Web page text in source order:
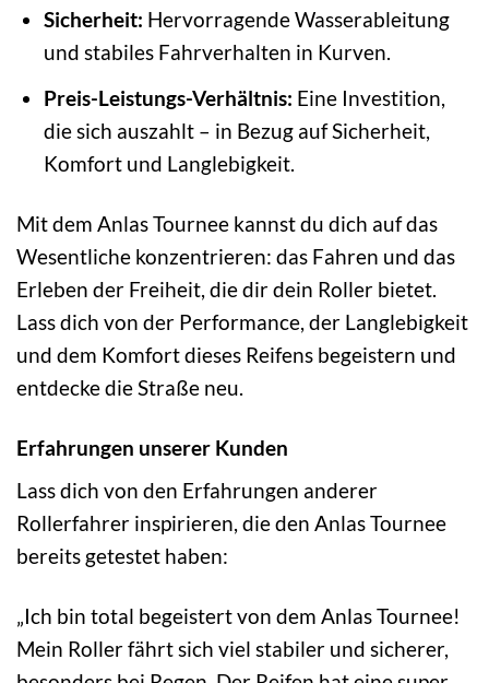
Sicherheit: Hervorragende Wasserableitung
und stabiles Fahrverhalten in Kurven.
Preis-Leistungs-Verhältnis: Eine Investition,
die sich auszahlt – in Bezug auf Sicherheit,
Komfort und Langlebigkeit.
Mit dem Anlas Tournee kannst du dich auf das
Wesentliche konzentrieren: das Fahren und das
Erleben der Freiheit, die dir dein Roller bietet.
Lass dich von der Performance, der Langlebigkeit
und dem Komfort dieses Reifens begeistern und
entdecke die Straße neu.
Erfahrungen unserer Kunden
Lass dich von den Erfahrungen anderer
Rollerfahrer inspirieren, die den Anlas Tournee
bereits getestet haben:
„Ich bin total begeistert von dem Anlas Tournee!
Mein Roller fährt sich viel stabiler und sicherer,